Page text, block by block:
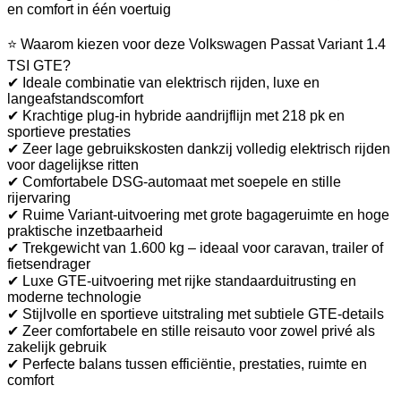
en comfort in één voertuig
⭐ Waarom kiezen voor deze Volkswagen Passat Variant 1.4
TSI GTE?
✔ Ideale combinatie van elektrisch rijden, luxe en
langeafstandscomfort
✔ Krachtige plug-in hybride aandrijflijn met 218 pk en
sportieve prestaties
✔ Zeer lage gebruikskosten dankzij volledig elektrisch rijden
voor dagelijkse ritten
✔ Comfortabele DSG-automaat met soepele en stille
rijervaring
✔ Ruime Variant-uitvoering met grote bagageruimte en hoge
praktische inzetbaarheid
✔ Trekgewicht van 1.600 kg – ideaal voor caravan, trailer of
fietsendrager
✔ Luxe GTE-uitvoering met rijke standaarduitrusting en
moderne technologie
✔ Stijlvolle en sportieve uitstraling met subtiele GTE-details
✔ Zeer comfortabele en stille reisauto voor zowel privé als
zakelijk gebruik
✔ Perfecte balans tussen efficiëntie, prestaties, ruimte en
comfort